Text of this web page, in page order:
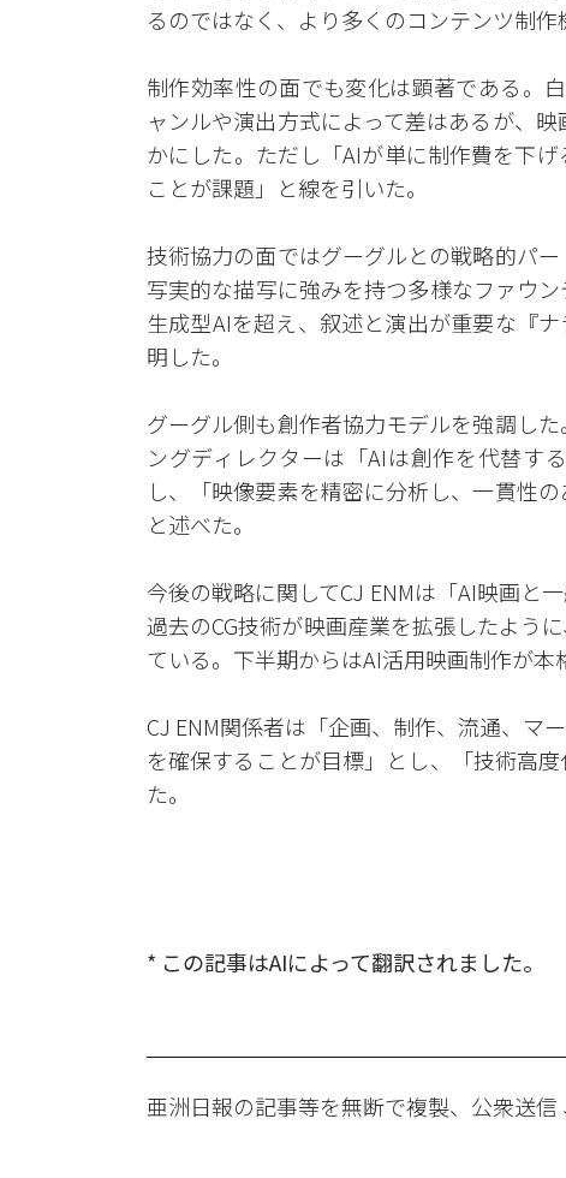
るのではなく、より多くのコンテンツ制
制作効率性の面でも変化は顕著である。
ャンルや演出方式によって差はあるが、
かにした。ただし「AIが単に制作費を下
ことが課題」と線を引いた。
技術協力の面ではグーグルとの戦略的パ
写実的な描写に強みを持つ多様なファウ
生成型AIを超え、叙述と演出が重要な『
明した。
グーグル側も創作者協力モデルを強調し
ングディレクターは「AIは創作を代替す
し、「映像要素を精密に分析し、一貫性
と述べた。
今後の戦略に関してCJ ENMは「AI映画と
過去のCG技術が映画産業を拡張したよう
ている。下半期からはAI活用映画制作が本
CJ ENM関係者は「企画、制作、流通、マ
を確保することが目標」とし、「技術高
た。
* この記事はAIによって翻訳されました。
亜洲日報の記事等を無断で複製、公衆送信